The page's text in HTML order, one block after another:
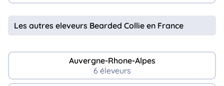
Les autres eleveurs Bearded Collie en France
Auvergne-Rhone-Alpes
6 éleveurs